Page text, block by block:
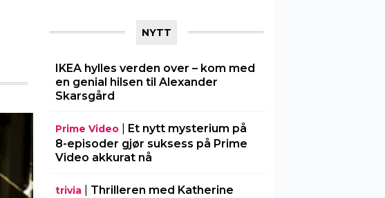
NYTT
IKEA hylles verden over – kom med
en genial hilsen til Alexander
Skarsgård
Prime Video| Et nytt mysterium på
8-episoder gjør suksess på Prime
Video akkurat nå
trivia| Thrilleren med Katherine